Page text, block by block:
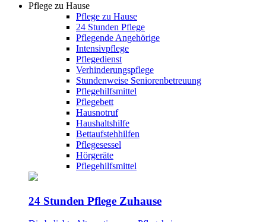
Pflege zu Hause
Pflege zu Hause
24 Stunden Pflege
Pflegende Angehörige
Intensivpflege
Pflegedienst
Verhinderungspflege
Stundenweise Seniorenbetreuung
Pflegehilfsmittel
Pflegebett
Hausnotruf
Haushaltshilfe
Bettaufstehhilfen
Pflegesessel
Hörgeräte
Pflegehilfsmittel
24 Stunden Pflege Zuhause